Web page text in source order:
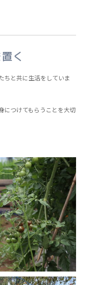
く
ちと共に生活をしていま
につけてもらうことを大切